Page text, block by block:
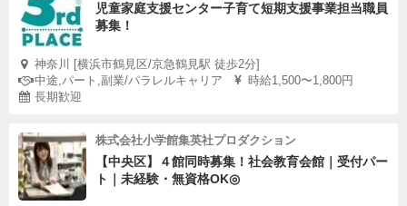
児童家庭支援センター子育て短期支援事業担当職員
募集！
神奈川 [横浜市鶴見区/京急鶴見駅 徒歩2分]
中途,パート,副業/パラレルキャリア
時給1,500〜1,800円
長期歓迎
株式会社小学館集英社プロダクション
【中央区】４館同時募集！社会教育会館｜受付パー
ト｜未経験・無資格OK◎